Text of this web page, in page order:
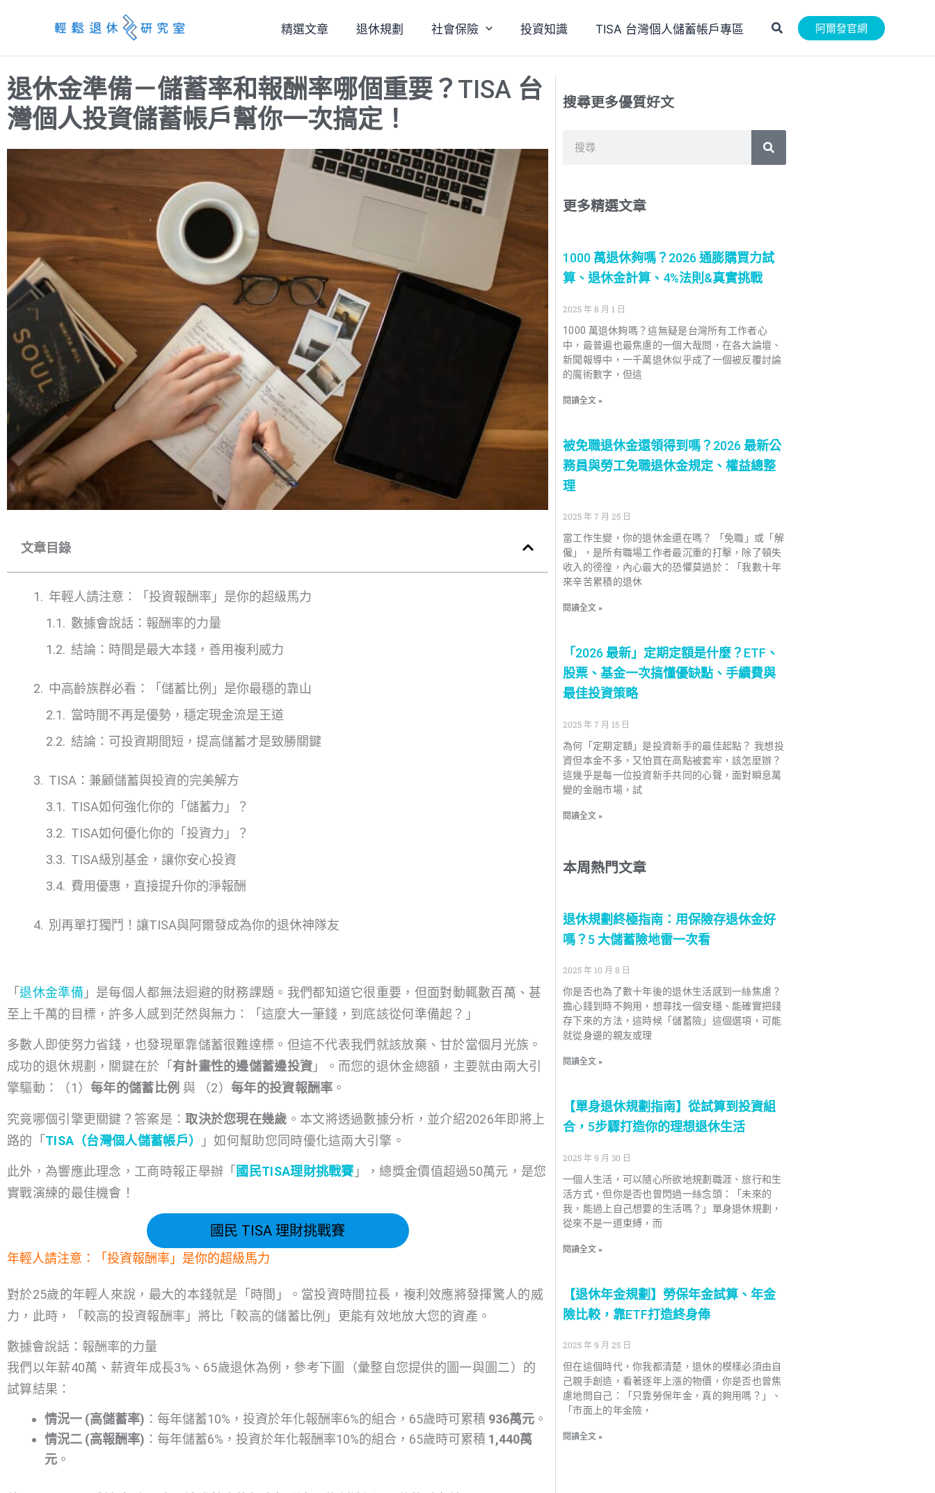
內
容
精選文章 退休規劃 社會保險 投資知識 TISA 台灣個人儲蓄帳戶專區
搜
阿爾發官網
退休金準備－儲蓄率和報酬率哪個重要？TISA 台
灣個人投資儲蓄帳戶幫你一次搞定！
文章目錄
年輕人請注意：「投資報酬率」是你的超級馬力
數據會說話：報酬率的力量
結論：時間是最大本錢，善用複利威力
中高齡族群必看：「儲蓄比例」是你最穩的靠山
當時間不再是優勢，穩定現金流是王道
結論：可投資期間短，提高儲蓄才是致勝關鍵
TISA：兼顧儲蓄與投資的完美解方
TISA如何強化你的「儲蓄力」？
TISA如何優化你的「投資力」？
TISA級別基金，讓你安心投資
費用優惠，直接提升你的淨報酬
別再單打獨鬥！讓TISA與阿爾發成為你的退休神隊友
「退休金準備 」是每個人都無法迴避的財務課題。我們都知道它很重要，但面對動輒數百萬、甚
至上千萬的目標，許多人感到茫然與無力：「這麼大一筆錢，到底該從何準備起？」
多數人即使努力省錢，也發現單靠儲蓄很難達標。但這不代表我們就該放棄、甘於當個月光族。
成功的退休規劃，關鍵在於「 有計畫性的邊儲蓄邊投資 」。而您的退休金總額，主要就由兩大引
擎驅動：（1）每年的儲蓄比例 與 （2）每年的投資報酬率 。
究竟哪個引擎更關鍵？答案是：取決於您現在幾歲 。本文將透過數據分析，並介紹2026年即將上
路的「TISA（台灣個人儲蓄帳戶） 」如何幫助您同時優化這兩大引擎。
此外，為響應此理念，工商時報正舉辦「 國民TISA理財挑戰賽」，總獎金價值超過50萬元，是您
實戰演練的最佳機會！
國民 TISA 理財挑戰賽
年輕人請注意：「投資報酬率」是你的超級馬力
對於25歲的年輕人來說，最大的本錢就是「時間」。當投資時間拉長，複利效應將發揮驚人的威
力，此時，「較高的投資報酬率」將比「較高的儲蓄比例」更能有效地放大您的資產。
數據會說話：報酬率的力量
我們以年薪40萬、薪資年成長3%、65歲退休為例，參考下圖（彙整自您提供的圖一與圖二）的
試算結果：
情況一 (高儲蓄率) ：每年儲蓄10%，投資於年化報酬率6%的組合，65歲時可累積 936萬元 。
情況二 (高報酬率) ：每年儲蓄6%，投資於年化報酬率10%的組合，65歲時可累積 1,440萬
元 。
搜尋更多優質好文
更多精選文章
1000 萬退休夠嗎？2026 通膨購買力試
算、退休金計算、4%法則&真實挑戰
2025 年 8 月 1 日
1000 萬退休夠嗎？這無疑是台灣所有工作者心
中，最普遍也最焦慮的一個大哉問，在各大論壇、
新聞報導中，一千萬退休似乎成了一個被反覆討論
的魔術數字，但這
閱讀全文 »
被免職退休金還領得到嗎？2026 最新公
務員與勞工免職退休金規定、權益總整
理
2025 年 7 月 25 日
當工作生變，你的退休金還在嗎？ 「免職」或「解
僱」，是所有職場工作者最沉重的打擊，除了頓失
收入的徬徨，內心最大的恐懼莫過於：「我數十年
來辛苦累積的退休
閱讀全文 »
「2026 最新」定期定額是什麼？ETF、
股票、基金一次搞懂優缺點、手續費與
最佳投資策略
2025 年 7 月 15 日
為何「定期定額」是投資新手的最佳起點？ 我想投
資但本金不多，又怕買在高點被套牢，該怎麼辦？
這幾乎是每一位投資新手共同的心聲，面對瞬息萬
變的金融市場，試
閱讀全文 »
本周熱門文章
退休規劃終極指南：用保險存退休金好
嗎？5 大儲蓄險地雷一次看
2025 年 10 月 8 日
你是否也為了數十年後的退休生活感到一絲焦慮？
擔心錢到時不夠用，想尋找一個安穩、能確實把錢
存下來的方法，這時候「儲蓄險」這個選項，可能
就從身邊的親友或理
閱讀全文 »
【單身退休規劃指南】從試算到投資組
合，5步驟打造你的理想退休生活
2025 年 9 月 30 日
一個人生活，可以隨心所欲地規劃職涯、旅行和生
活方式，但你是否也曾閃過一絲念頭：「未來的
我，能過上自己想要的生活嗎？」單身退休規劃，
從來不是一道束縛，而
閱讀全文 »
【退休年金規劃】勞保年金試算、年金
險比較，靠ETF打造終身俸
2025 年 9 月 25 日
但在這個時代，你我都清楚，退休的模樣必須由自
己親手創造，看著逐年上漲的物價，你是否也曾焦
慮地問自己：「只靠勞保年金，真的夠用嗎？」、
「市面上的年金險，
閱讀全文 »